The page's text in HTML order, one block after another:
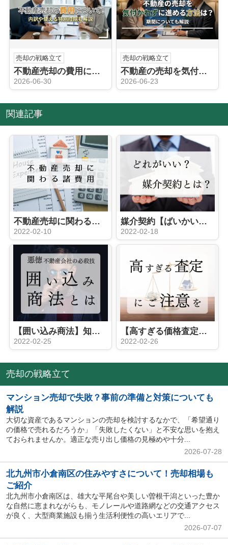
売却の戦略立て
不動産売却の費用について！内訳や使える特別控除も解説
2026-06-30
売却の戦略立て
不動産の売却を気付かれずに進める方法は？期間についても解説
2026-06-23
関連記事
不動産売却に関わる諸費用について【北九州市の不動産売却】
2022-02-10
媒介契約【ばいかいけいやく】とは？【北九州市 × 不動産売却】
2022-02-18
【囲い込み商法】知っておくべき業界の闇①【北九州市の不動産会社を知る】
2022-02-25
【高すぎる価格査定】知っておくべき業界の闇②【北九州市の不動産会社を知る】
2022-02-26
売却の戦略立て
マンション売却で失敗？事前の準備と対策についても
解説
大切な資産であるマンションの売却を検討するなかで、「希望通り
の価格で売れるだろうか」「失敗したくない」と不安な思いを抱え
ておられませんか。適正な売り出し価格の見極めや十分...
2026-07-28
北九州市小倉南区の住みやすさについて！売却相場も
ご紹介
北九州市小倉南区は、雄大な平尾台や美しい曽根干潟といった豊か
な自然に恵まれながらも、モノレールや道路網などの交通アクセス
が良く、大型商業施設も揃う生活利便性の高いエリアで...
2026-07-07